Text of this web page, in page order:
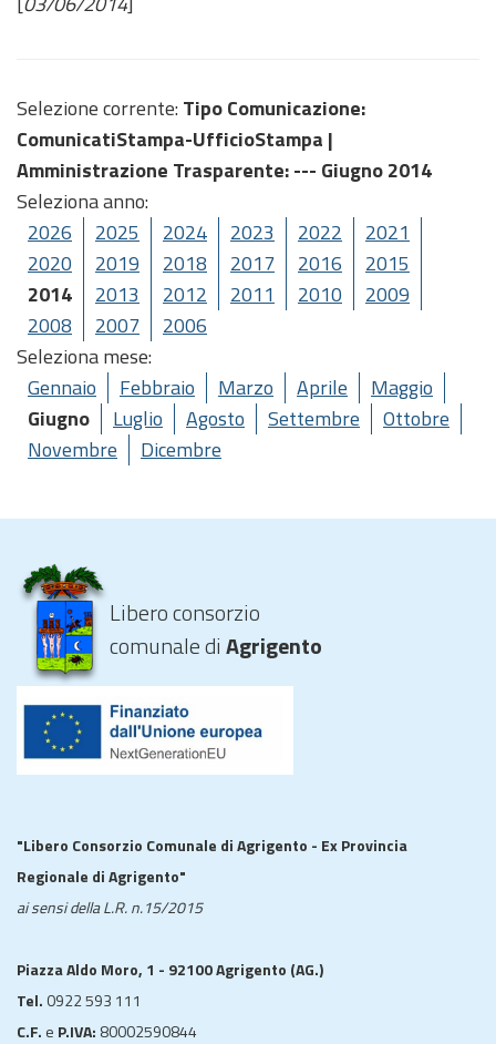
Selezione corrente: Tipo Comunicazione:
ComunicatiStampa-UfficioStampa |
Amministrazione Trasparente: --- Giugno 2014
Seleziona anno:
2026
2025 2024 2023 2022
2021
2020
2019 2018 2017 2016
2015
2014
2013 2012 2011 2010
2009
2008
2007
2006
Seleziona mese:
Gennaio
Febbraio Marzo Aprile
Maggio
Giugno
Luglio Agosto Settembre
Ottobre
Novembre
Dicembre
Libero consorzio
comunale diAgrigento
"Libero Consorzio Comunale di Agrigento - Ex Provincia
Regionale di Agrigento"
ai sensi della L.R. n.15/2015
Piazza Aldo Moro, 1 - 92100 Agrigento (AG.)
Tel. 0922 593 111
C.F. e P.IVA: 80002590844